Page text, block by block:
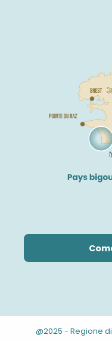
@2025 - Regione di